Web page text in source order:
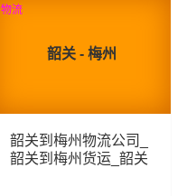
韶关 - 梅州
韶关到梅州物流公司_
韶关到梅州货运_韶关
物流